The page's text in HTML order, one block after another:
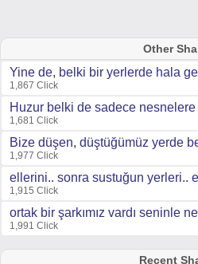
Other
Yine de, belki bir yerlerde hala
1,867 Click
Huzur belki de sadece nesnelere
1,681 Click
Bize düşen, düştüğümüz yerde
1,977 Click
ellerini.. sonra sustuğun yerleri..
1,915 Click
ortak bir şarkımız vardı seninle
1,991 Click
Recent